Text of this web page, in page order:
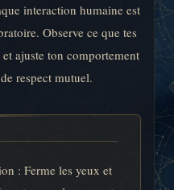
interaction humaine est
Observe ce que tes
ajuste ton comportement
respect mutuel.
: Ferme les yeux et